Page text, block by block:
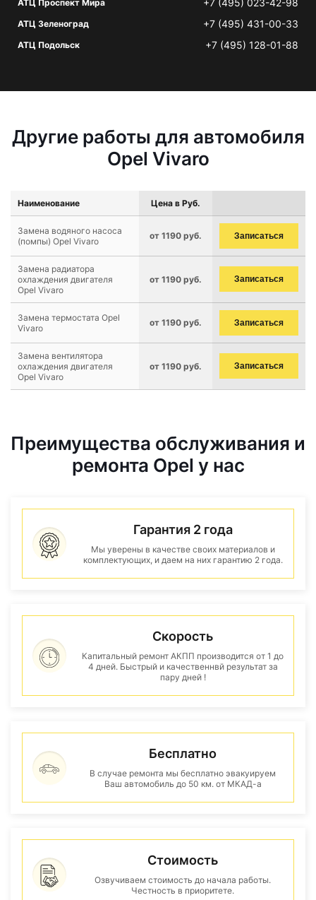
АТЦ Проспект Мира +7 (495) 023-42-98
АТЦ Зеленоград +7 (495) 431-00-33
АТЦ Подольск +7 (495) 128-01-88
Другие работы для автомобиля
Opel Vivaro
Наименование Цена в Руб.
Замена водяного насоса
(помпы) Opel Vivaro
от 1190 руб. Записаться
Замена радиатора
охлаждения двигателя
Opel Vivaro
от 1190 руб. Записаться
Замена термостата Opel
Vivaro
от 1190 руб. Записаться
Замена вентилятора
охлаждения двигателя
Opel Vivaro
от 1190 руб. Записаться
Преимущества обслуживания и
ремонта Opel у нас
Гарантия 2 года
Мы уверены в качестве своих материалов и
комплектующих, и даем на них гарантию 2 года.
Скорость
Капитальный ремонт АКПП производится от 1 до
4 дней. Быстрый и качественнвй результат за
пару дней !
Бесплатно
В случае ремонта мы бесплатно эвакуируем
Ваш автомобиль до 50 км. от МКАД-а
Стоимость
Озвучиваем стоимость до начала работы.
Честность в приоритете.